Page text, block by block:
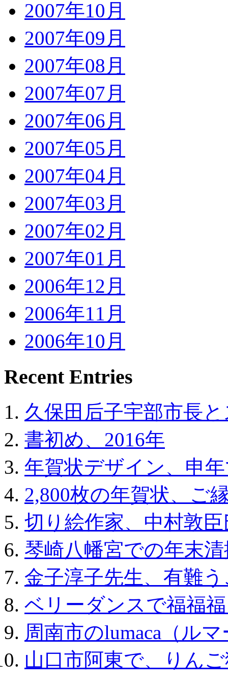
2007年10月
2007年09月
2007年08月
2007年07月
2007年06月
2007年05月
2007年04月
2007年03月
2007年02月
2007年01月
2006年12月
2006年11月
2006年10月
Recent Entries
久保田后子宇部市長
書初め、2016年
年賀状デザイン、申
2,800枚の年賀状、ご
切り絵作家、中村敦臣
琴崎八幡宮での年末
金子淳子先生、有難
ベリーダンスで福福
周南市のlumaca（ル
山口市阿東で、りん